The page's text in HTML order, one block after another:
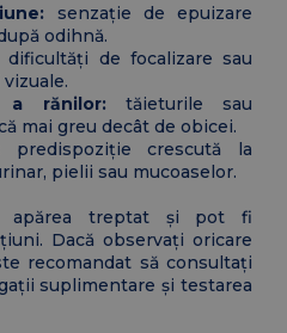
senzație de epuizare
odihnă.
dificultăți de focalizare sau
a rănilor: tăieturile sau
mai greu decât de obicei.
predispoziție crescută la
pielii sau mucoaselor.
apărea treptat și pot fi
Dacă observați oricare
recomandat să consultați
suplimentare și testarea